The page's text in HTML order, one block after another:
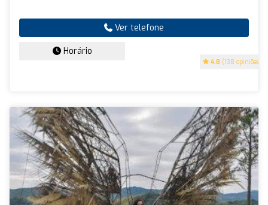
4.8 (138 opiniões)
Ver telefone
Horário